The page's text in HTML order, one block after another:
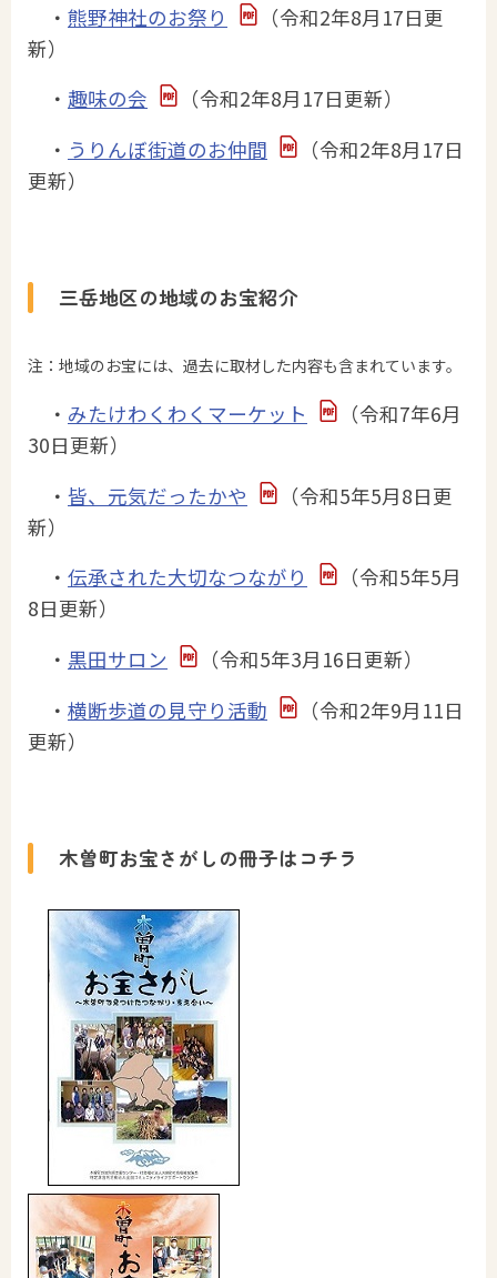
・ 熊野神社のお祭り
（令和2年8月17日更
新）
・ 趣味の会
（令和2年8月17日更新）
・ うりんぼ街道のお仲間
（令和2年8月17日
更新）
三岳地区の地域のお宝紹介
注：地域のお宝には、過去に取材した内容も含まれています。
・ みたけわくわくマーケット
（令和7年6月
30日更新）
・ 皆、元気だったかや
（令和5年5月8日更
新）
・ 伝承された大切なつながり
（令和5年5月
8日更新）
・ 黒田サロン
（令和5年3月16日更新）
・ 横断歩道の見守り活動
（令和2年9月11日
更新）
木曽町お宝さがしの冊子はコチラ